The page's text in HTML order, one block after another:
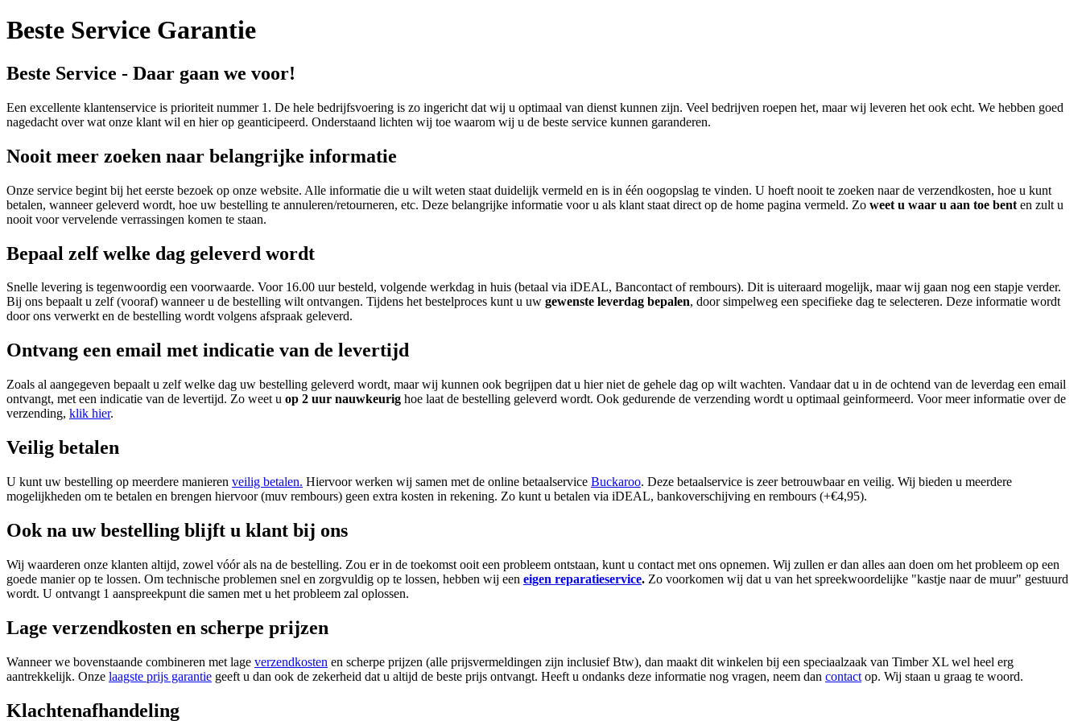
Beste Service Garantie
Beste Service - Daar gaan we voor!
Een excellente klantenservice is prioriteit nummer 1. De hele bedrijfsvoering is zo ingericht dat wij u optimaal van dienst kunnen zijn. Veel bedrijven roepen het, maar wij leveren het ook echt. We hebben goed
nagedacht over wat onze klant wil en hier op geanticipeerd. Onderstaand lichten wij toe waarom wij u de beste service kunnen garanderen.
Nooit meer zoeken naar belangrijke informatie
Onze service begint bij het eerste bezoek op onze website. Alle informatie die u wilt weten staat duidelijk vermeld en is in één oogopslag te vinden. U hoeft nooit te zoeken naar de verzendkosten, hoe u kunt
betalen, wanneer geleverd wordt, hoe uw bestelling te annuleren/retourneren, etc. Deze belangrijke informatie voor u als klant staat direct op de home pagina vermeld. Zo weet u waar u aan toe bent en zult u
nooit voor vervelende verrassingen komen te staan.
Bepaal zelf welke dag geleverd wordt
Snelle levering is tegenwoordig een voorwaarde. Voor 16.00 uur besteld, volgende werkdag in huis (betaal via iDEAL, Bancontact of rembours). Dit is uiteraard mogelijk, maar wij gaan nog een stapje verder.
Bij ons bepaalt u zelf (vooraf) wanneer u de bestelling wilt ontvangen. Tijdens het bestelproces kunt u uw gewenste leverdag bepalen, door simpelweg een specifieke dag te selecteren. Deze informatie wordt
door ons verwerkt en de bestelling wordt volgens afspraak geleverd.
Ontvang een email met indicatie van de levertijd
Zoals al aangegeven bepaalt u zelf welke dag uw bestelling geleverd wordt, maar wij kunnen ook begrijpen dat u hier niet de gehele dag op wilt wachten. Vandaar dat u in de ochtend van de leverdag een email
ontvangt, met een indicatie van de levertijd. Zo weet u op 2 uur nauwkeurig hoe laat de bestelling geleverd wordt. Ook gedurende de verzending wordt u optimaal geinformeerd. Voor meer informatie over de
verzending, klik hier.
Veilig betalen
U kunt uw bestelling op meerdere manieren veilig betalen. Hiervoor werken wij samen met de online betaalservice Buckaroo. Deze betaalservice is zeer betrouwbaar en veilig. Wij bieden u meerdere
mogelijkheden om te betalen en brengen hiervoor (muv rembours) geen extra kosten in rekening. Zo kunt u betalen via iDEAL, bankoverschijving en rembours (+€4,95).
Ook na uw bestelling blijft u klant bij ons
Wij waarderen onze klanten altijd, zowel vóór als na de bestelling. Zou er in de toekomst ooit een probleem ontstaan, kunt u contact met ons opnemen. Wij zullen er dan alles aan doen om het probleem op een
goede manier op te lossen. Om technische problemen snel en zorgvuldig op te lossen, hebben wij een eigen reparatieservice. Zo voorkomen wij dat u van het spreekwoordelijke "kastje naar de muur" gestuurd
wordt. U ontvangt 1 aanspreekpunt die samen met u het probleem zal oplossen.
Lage verzendkosten en scherpe prijzen
Wanneer we bovenstaande combineren met lage verzendkosten en scherpe prijzen (alle prijsvermeldingen zijn inclusief Btw), dan maakt dit winkelen bij een speciaalzaak van Timber XL wel heel erg
aantrekkelijk. Onze laagste prijs garantie geeft u dan ook de zekerheid dat u altijd de beste prijs ontvangt. Heeft u ondanks deze informatie nog vragen, neem dan contact op. Wij staan u graag te woord.
Klachtenafhandeling